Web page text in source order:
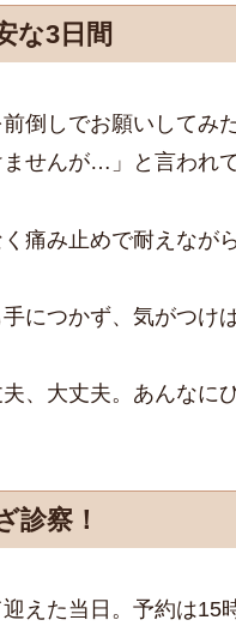
な3日間
倒しでお願いしてみ
ませんが…」と言われて
痛み止めで耐えなが
につかず、気がつけ
夫、大丈夫。あんな
診察！
えた当日。予約は15